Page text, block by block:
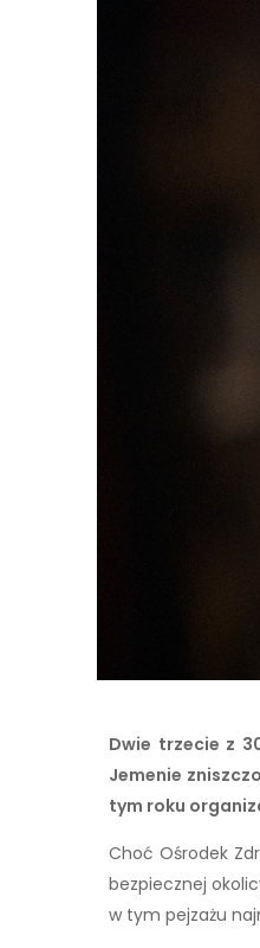
Dwie trzecie z
Jemenie
tym roku
Choć Ośrodek
bezpiecznej
w tym pejzażu